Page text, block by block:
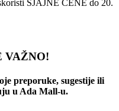
SJAJNE CENE do 20.
VAŽNO!
preporuke, sugestije ili
u Ada Mall-u.